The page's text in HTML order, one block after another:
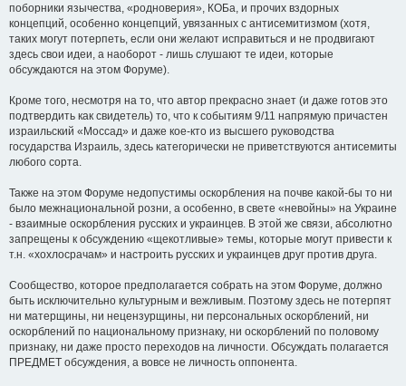
поборники язычества, «родноверия», КОБа, и прочих вздорных
концепций, особенно концепций, увязанных с антисемитизмом (хотя,
таких могут потерпеть, если они желают исправиться и не продвигают
здесь свои идеи, а наоборот - лишь слушают те идеи, которые
обсуждаются на этом Форуме).
Кроме того, несмотря на то, что автор прекрасно знает (и даже готов это
подтвердить как свидетель) то, что к событиям 9/11 напрямую причастен
израильский «Моссад» и даже кое-кто из высшего руководства
государства Израиль, здесь категорически не приветствуются антисемиты
любого сорта.
Также на этом Форуме недопустимы оскорбления на почве какой-бы то ни
было межнациональной розни, а особенно, в свете «невойны» на Украине
- взаимные оскорбления русских и украинцев. В этой же связи, абсолютно
запрещены к обсуждению «щекотливые» темы, которые могут привести к
т.н. «хохлосрачам» и настроить русских и украинцев друг против друга.
Сообщество, которое предполагается собрать на этом Форуме, должно
быть исключительно культурным и вежливым. Поэтому здесь не потерпят
ни матерщины, ни нецензурщины, ни персональных оскорблений, ни
оскорблений по национальному признаку, ни оскорблений по половому
признаку, ни даже просто переходов на личности. Обсуждать полагается
ПРЕДМЕТ обсуждения, а вовсе не личность оппонента.